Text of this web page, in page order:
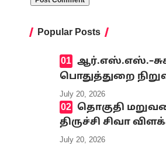
Popular Posts
பொதுத்துறை
July 20, 2026
தொகுதி
திருச்சி சிவா
July 20, 2026